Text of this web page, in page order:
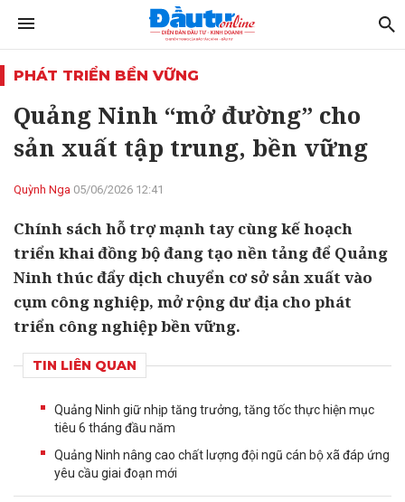
PHÁT TRIỂN BỀN VỮNG
Quảng Ninh “mở đường” cho
sản xuất tập trung, bền vững
Quỳnh Nga 05/06/2026 12:41
Chính sách hỗ trợ mạnh tay cùng kế hoạch
triển khai đồng bộ đang tạo nền tảng để Quảng
Ninh thúc đẩy dịch chuyển cơ sở sản xuất vào
cụm công nghiệp, mở rộng dư địa cho phát
triển công nghiệp bền vững.
TIN LIÊN QUAN
Quảng Ninh giữ nhịp tăng trưởng, tăng tốc thực hiện mục
tiêu 6 tháng đầu năm
Quảng Ninh nâng cao chất lượng đội ngũ cán bộ xã đáp ứng
yêu cầu giai đoạn mới